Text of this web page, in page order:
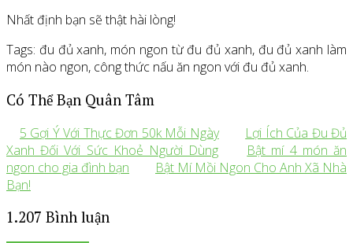
Nhất định bạn sẽ thật hài lòng!
Tags: đu đủ xanh, món ngon từ đu đủ xanh, đu đủ xanh làm
món nào ngon, công thức nấu ăn ngon với đu đủ xanh.
Có Thể Bạn Quân Tâm
5 Gợi Ý Với Thực Đơn 50k Mỗi Ngày
Lợi Ích Của Đu Đủ
Xanh Đối Với Sức Khoẻ Người Dùng
Bật mí 4 món ăn
ngon cho gia đình bạn
Bật Mí Mồi Ngon Cho Anh Xã Nhà
Bạn!
1.207 Bình luận